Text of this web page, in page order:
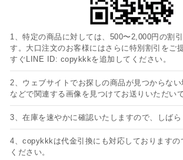
1、特定の商品に対しては、500〜2,000円の割
す。大口注文のお客様にはさらに特別割引をご
すぐLINE ID: copykkkを追加してください。
2、ウェブサイトでお探しの商品が見つからない
などで関連する画像を見つけてお送りいただい
3、在庫を速やかに確認いたしますので、しばら
4、copykkkは代金引換にも対応しておりますの
ください。